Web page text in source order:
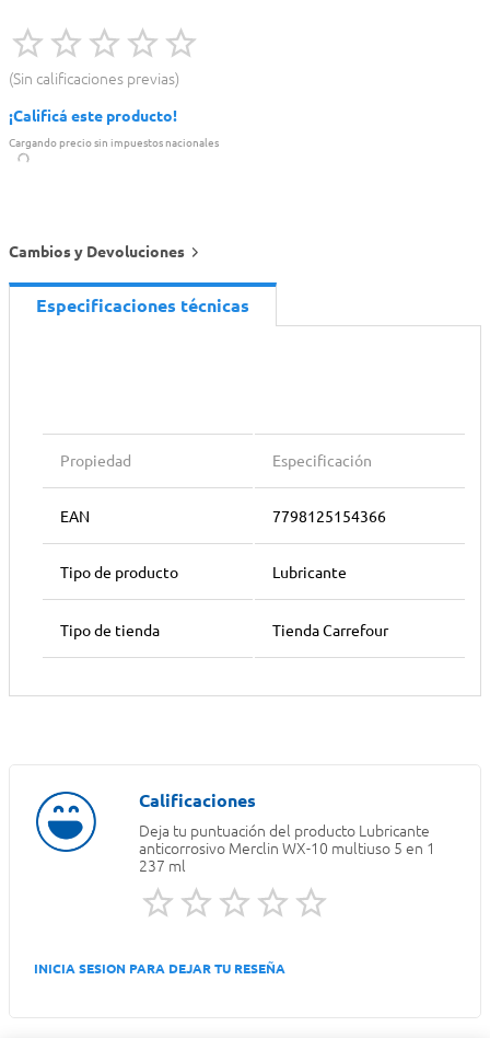
Sin calificaciones previas
¡Calificá este producto!
Cargando precio sin impuestos nacionales
Cambios y Devoluciones
Especificaciones técnicas
Propiedad Especificación
EAN 7798125154366
Tipo de producto Lubricante
Tipo de tienda Tienda Carrefour
Deja tu puntuación del producto Lubricante
anticorrosivo Merclin WX-10 multiuso 5 en 1
237 ml
INICIA SESION PARA DEJAR TU RESEÑA